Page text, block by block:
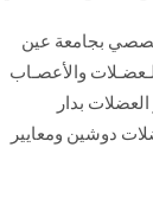
بجامعة عين
والأعصـاب
بدار
دوشين ومعايير